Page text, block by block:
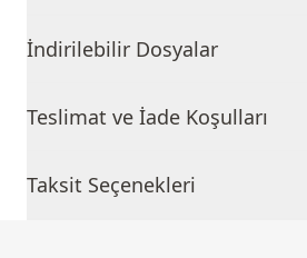
İndirilebilir Dosyalar
Teslimat ve İade Koşulları
Taksit Seçenekleri